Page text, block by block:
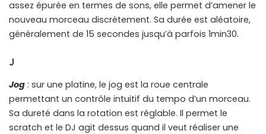
assez épurée en termes de sons, elle permet d’amener le
nouveau morceau discrètement. Sa durée est aléatoire,
généralement de 15 secondes jusqu’à parfois 1min30.
J
Jog : sur une platine, le jog est la roue centrale
permettant un contrôle intuitif du tempo d’un morceau.
Sa dureté dans la rotation est réglable. Il permet le
scratch et le DJ agit dessus quand il veut réaliser une